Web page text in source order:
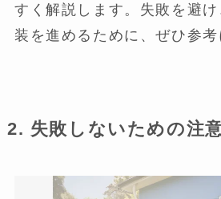
すく解説します。失敗を避
装を進めるために、ぜひ参考
2. 失敗しないための注